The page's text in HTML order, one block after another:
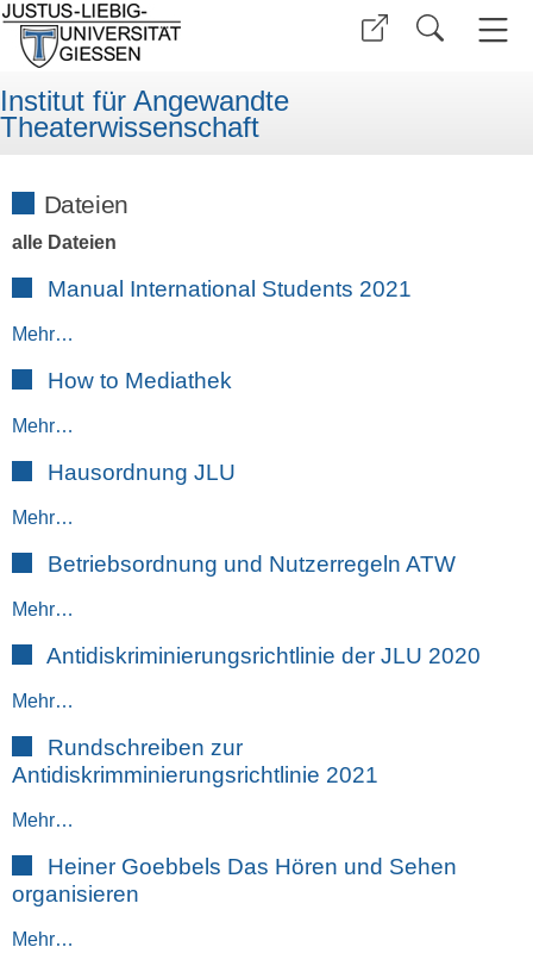
Institut für Angewandte
Theaterwissenschaft
Dateien
alle Dateien
Manual International Students 2021
Mehr…
How to Mediathek
Mehr…
Hausordnung JLU
Mehr…
Betriebsordnung und Nutzerregeln ATW
Mehr…
Antidiskriminierungsrichtlinie der JLU 2020
Mehr…
Rundschreiben zur
Antidiskrimminierungsrichtlinie 2021
Mehr…
Heiner Goebbels Das Hören und Sehen
organisieren
Mehr…